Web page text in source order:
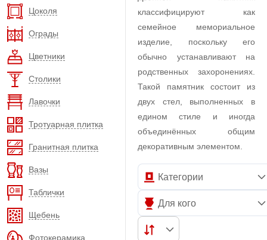
Цоколя
Ограды
Цветники
Столики
Лавочки
Тротуарная плитка
Гранитная плитка
Вазы
Таблички
Щебень
Фотокерамика
классифицируют как
семейное мемориальное
изделие, поскольку его
обычно устанавливают на
родственных захоронениях.
Такой памятник состоит из
двух стел, выполненных в
едином стиле и иногда
объединённых общим
декоративным элементом.
Категории
Для кого